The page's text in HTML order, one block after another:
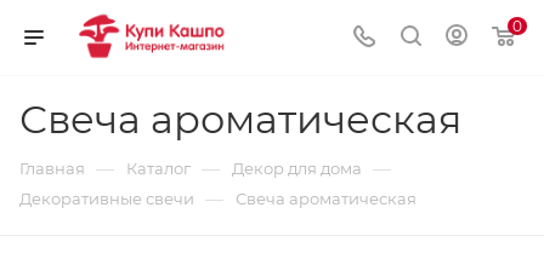
0
Свеча ароматическая
Главная — Каталог — Декор для дома —
Декоративные свечи — Свеча ароматическая